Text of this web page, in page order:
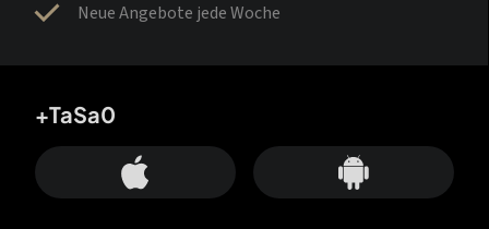
Neue Angebote jede Woche
+TaSa0